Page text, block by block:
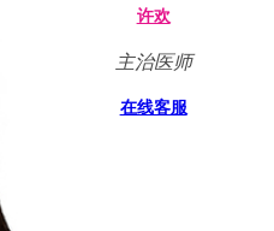
许欢
主治医师
在线客服